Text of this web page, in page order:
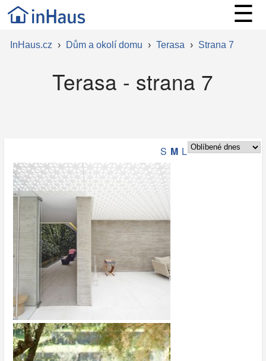
☰
InHaus.cz › Dům a okolí domu › Terasa › Strana 7
Terasa - strana 7
S M L